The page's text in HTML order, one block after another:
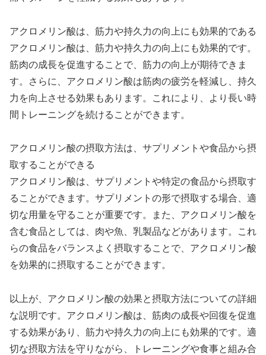
アクロメリン酸は、筋力や持久力の向上にも効果的である
アクロメリン酸は、筋力や持久力の向上にも効果的です。
筋肉の成長を促進することで、筋力の向上が期待できま
す。さらに、アクロメリン酸は筋肉の疲労を軽減し、持久
力を向上させる効果もあります。これにより、より長い時
間トレーニングを続けることができます。
アクロメリン酸の摂取方法は、サプリメントや食品から摂
取することができる
アクロメリン酸は、サプリメントや特定の食品から摂取す
ることができます。サプリメントの形で摂取する場合、適
切な用量を守ることが重要です。また、アクロメリン酸を
含む食品としては、肉や魚、乳製品などがあります。これ
らの食品をバランスよく摂取することで、アクロメリン酸
を効果的に摂取することができます。
以上が、アクロメリン酸の効果と摂取方法についての詳細
な説明です。アクロメリン酸は、筋肉の成長や回復を促進
する効果があり、筋力や持久力の向上にも効果的です。適
切な摂取方法を守りながら、トレーニングや食事と組み合